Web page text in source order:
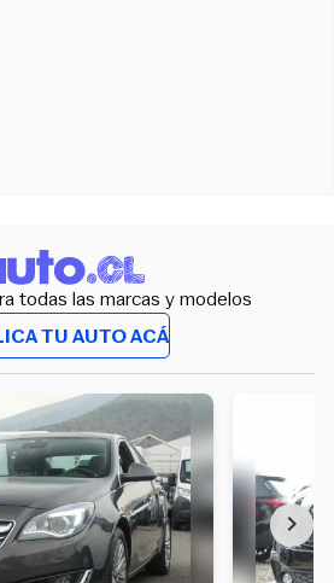
todas las marcas y modelos
TU AUTO ACÁ